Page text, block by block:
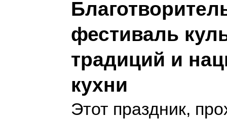
фестиваль
традиций и
кухни
Этот праздник,